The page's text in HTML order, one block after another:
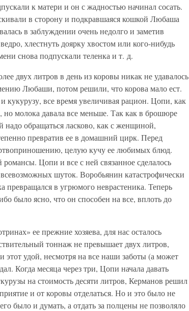
к матери и он с жадностью начинал сосать.
в сторону и подкравшаяся кошкой Любаша
в заблуждении очень недолго и заметив
хлестнуть доярку хвостом или кого-нибудь
снова подпускали теленка и т. д.
двух литров в день из коровы никак не удавалось
Любаши, потом решили, что корова мало ест.
кукурузу, все время увеличивая рацион. Цопи, как
но молока давала все меньше. Так как в брошюре
надо обращаться ласково, как с женщиной,
превратив ее в домашний цирк. Перед
целую кучу ее любимых блюд.
Цопи и все с ней связанное сделалось
шуток. Воробьянин катастрофически
превращался в угрюмого неврастеника. Теперь
было ясно, что он способен на все, вплоть до
ее прежние хозяева, для нас осталось
тоннаж не превышает двух литров,
удой, несмотря на все наши заботы (а может
Когда месяца через три, Цопи начала давать
на стоимость десяти литров, Керманов решил
и от коровы отделаться. Но и это было не
было и думать, а отдать за полцены не позволяло